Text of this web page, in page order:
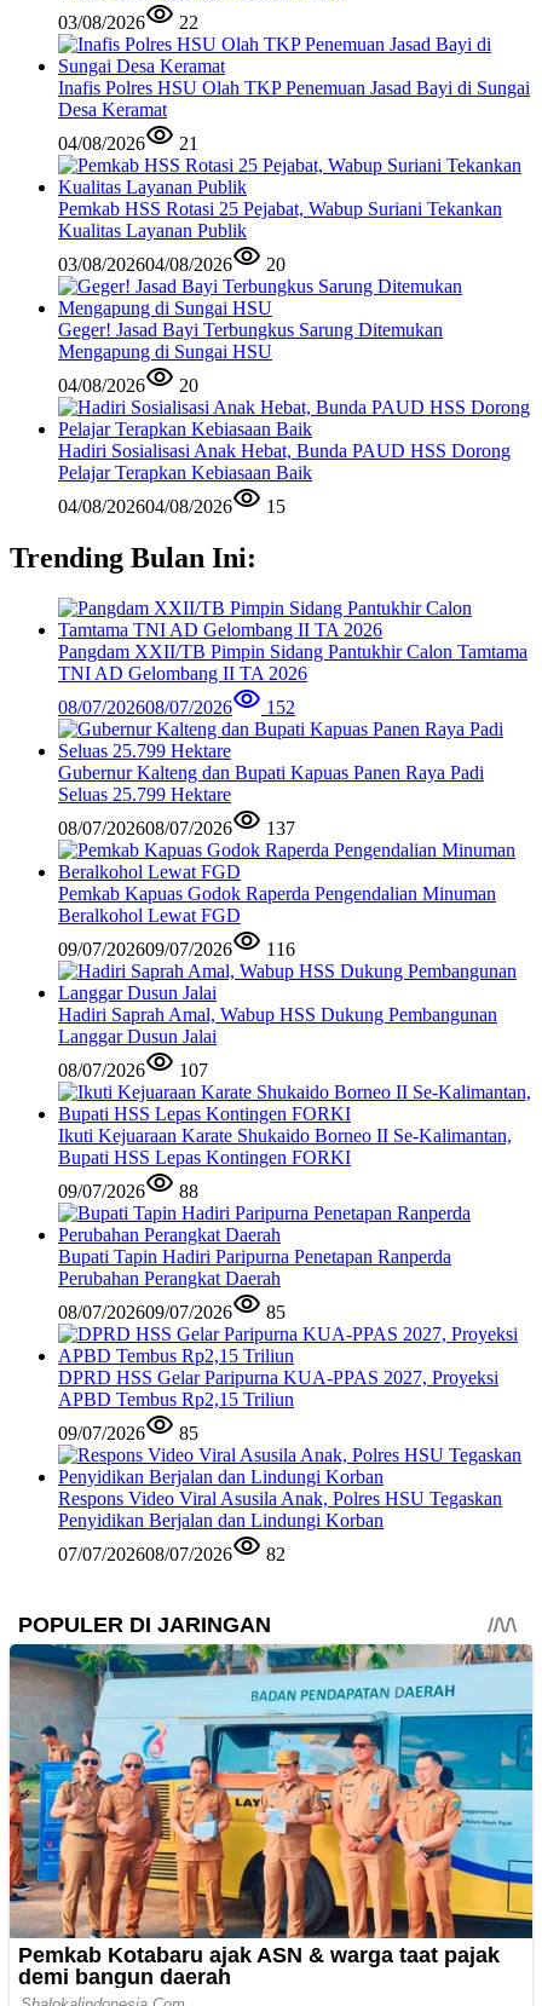
03/08/2026
22
Inafis Polres HSU Olah TKP Penemuan Jasad Bayi di Sungai
Desa Keramat
04/08/2026
21
Pemkab HSS Rotasi 25 Pejabat, Wabup Suriani Tekankan
Kualitas Layanan Publik
03/08/202604/08/2026 20
Geger! Jasad Bayi Terbungkus Sarung Ditemukan
Mengapung di Sungai HSU
04/08/2026
20
Hadiri Sosialisasi Anak Hebat, Bunda PAUD HSS Dorong
Pelajar Terapkan Kebiasaan Baik
04/08/202604/08/2026 15
Trending Bulan Ini:
Pangdam XXII/TB Pimpin Sidang Pantukhir Calon Tamtama
TNI AD Gelombang II TA 2026
08/07/202608/07/2026 152
Gubernur Kalteng dan Bupati Kapuas Panen Raya Padi
Seluas 25.799 Hektare
08/07/202608/07/2026 137
Pemkab Kapuas Godok Raperda Pengendalian Minuman
Beralkohol Lewat FGD
09/07/202609/07/2026 116
Hadiri Saprah Amal, Wabup HSS Dukung Pembangunan
Langgar Dusun Jalai
08/07/2026
107
Ikuti Kejuaraan Karate Shukaido Borneo II Se-Kalimantan,
Bupati HSS Lepas Kontingen FORKI
09/07/2026
88
Bupati Tapin Hadiri Paripurna Penetapan Ranperda
Perubahan Perangkat Daerah
08/07/202609/07/2026 85
DPRD HSS Gelar Paripurna KUA-PPAS 2027, Proyeksi
APBD Tembus Rp2,15 Triliun
09/07/2026
85
Respons Video Viral Asusila Anak, Polres HSU Tegaskan
Penyidikan Berjalan dan Lindungi Korban
07/07/202608/07/2026 82